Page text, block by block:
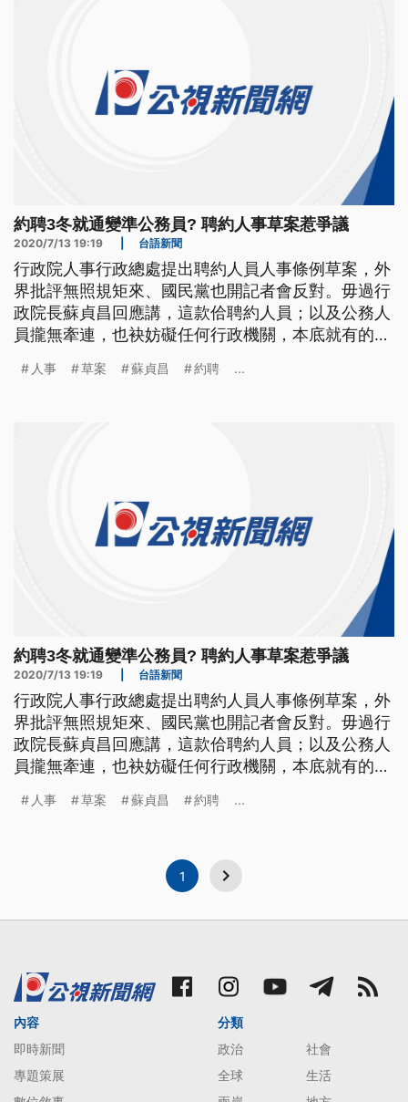
約聘3冬就通變準公務員? 聘約人事草案惹爭議
2020/7/13 19:19 台語新聞
行政院人事行政總處提出聘約人員人事條例草案，外
界批評無照規矩來、國民黨也開記者會反對。毋過行
政院長蘇貞昌回應講，這款佮聘約人員；以及公務人
員攏無牽連，也袂妨礙任何行政機關，本底就有的聘
員人事條例」草案，未來只要在政府機關約聘滿3
人事 草案 蘇貞昌 約聘 ...
約聘3冬就通變準公務員? 聘約人事草案惹爭議
2020/7/13 19:19 台語新聞
行政院人事行政總處提出聘約人員人事條例草案，外
界批評無照規矩來、國民黨也開記者會反對。毋過行
政院長蘇貞昌回應講，這款佮聘約人員；以及公務人
員攏無牽連，也袂妨礙任何行政機關，本底就有的聘
員人事條例」草案，未來只要在政府機關約聘滿3
動作召開記者會強力反對，砲轟草
人事 草案 蘇貞昌 約聘 ...
1
內容
即時新聞
專題策展
分類
政治
社會
全球
生活